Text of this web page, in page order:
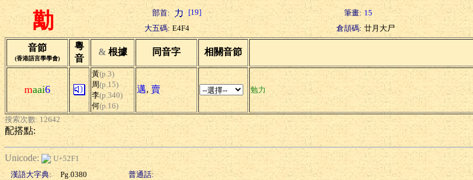
勱 部首: [19] 筆畫: 15
大五碼: E4F4 倉頡碼: 廿月大尸
音節
(香港語言學學會)
粵
音
& 根據 同音字 相關音節
maai6
黃(p.3)
周(p.15)
李(p.340)
何(p.16)
邁, 賣 勉力
搜索次數: 12642
配搭點:
Unicode:
U+52F1
漢語大字典:
Pg.0380 普通話: